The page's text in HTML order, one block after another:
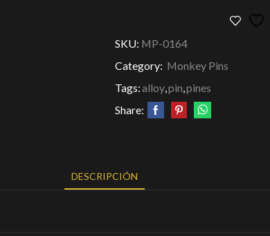
SKU: MP-0164
Category: Monkey Pins
Tags:alloy,pin,pines
Share:
DESCRIPCIÓN